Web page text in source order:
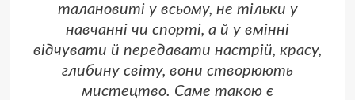
талановиті у всьому, не тільки у
навчанні чи спорті, а й у вмінні
відчувати й передавати настрій, красу,
глибину світу, вони створюють
мистецтво. Саме такою є